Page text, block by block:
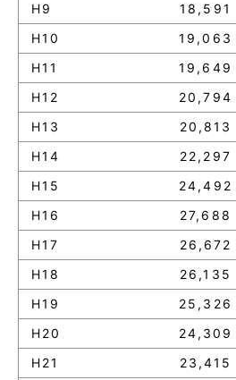
H9
18,591
H10
19,063
H11
19,649
H12
20,794
H13
20,813
H14
22,297
H15
24,492
H16
27,688
H17
26,672
H18
26,135
H19
25,326
H20
24,309
H21
23,415